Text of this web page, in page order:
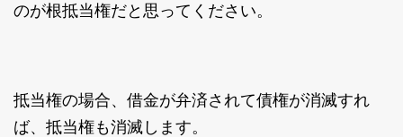
のが根抵当権だと思ってください。
抵当権の場合、借金が弁済されて債権が消滅すれ
ば、抵当権も消滅します。